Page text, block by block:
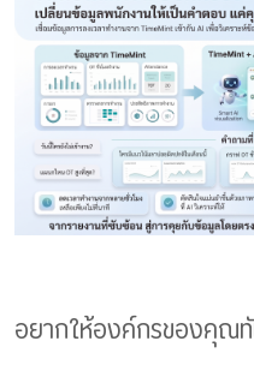
อยากให้องค์กรของคุณ